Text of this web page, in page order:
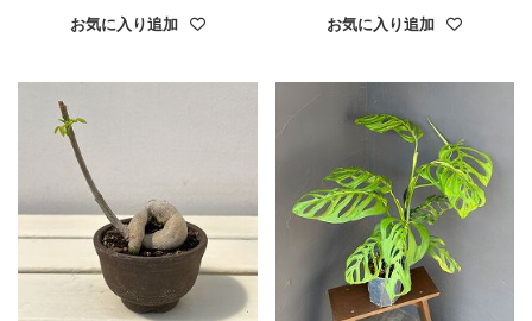
お気に入り追加 お気に入り追加